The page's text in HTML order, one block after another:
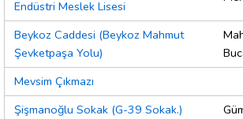
Endüstri Meslek Lisesi
Beykoz Caddesi (Beykoz Mahmut
Şevketpaşa Yolu)
Mevsim Çıkmazı
Şişmanoğlu Sokak (G-39 Sokak.)